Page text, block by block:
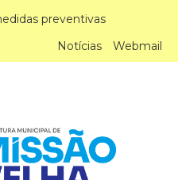
preventivas
Notícias
Webmail